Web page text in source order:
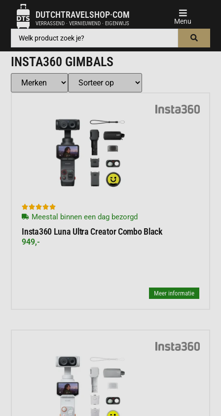
DUTCHTRAVELSHOP·COM
VERRASSEND · VERNIEUWEND · EIGENWIJS
INSTA360 GIMBALS

Meestal binnen een dag bezorgd
Insta360 Luna Ultra Creator Combo Black
949,-
Meer informatie